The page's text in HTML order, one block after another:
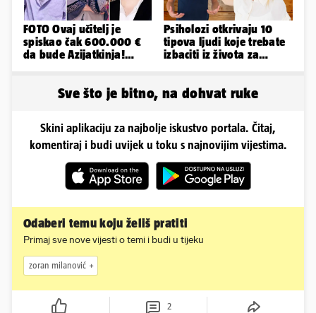
FOTO Ovaj učitelj je
spiskao čak 600.000 €
da bude Azijatkinja!
Psiholozi otkrivaju 10
tipova ljudi koje trebate
izbaciti iz života za
Sve što je bitno, na dohvat ruke
Skini aplikaciju za najbolje iskustvo portala. Čitaj,
komentiraj i budi uvijek u toku s najnovijim vijestima.
Odaberi temu koju želiš pratiti
Primaj sve nove vijesti o temi i budi u tijeku
zoran milanović
2